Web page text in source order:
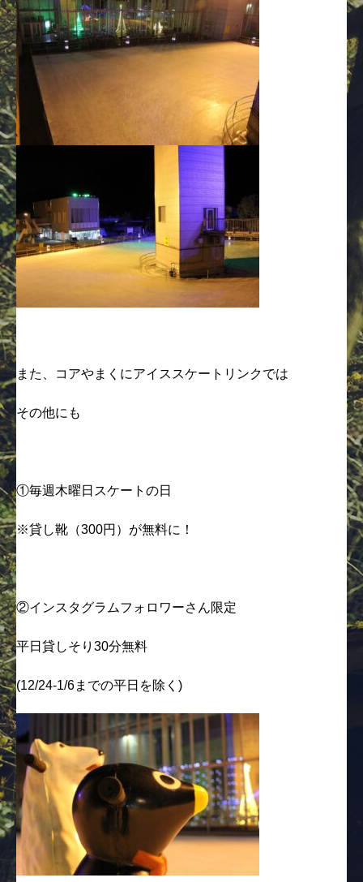
また、コアやまくにアイススケートリンクでは
その他にも
①毎週木曜日スケートの日
※貸し靴（300円）が無料に！
②インスタグラムフォロワーさん限定
平日貸しそり30分無料
(12/24-1/6までの平日を除く)